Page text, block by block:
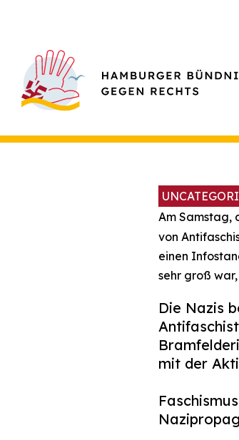
Am Samstag,
von
einen
sehr groß
Die Nazis
mit der